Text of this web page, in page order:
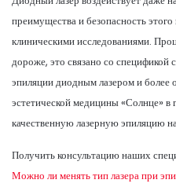
преимущества и безопасность
клиническими исследованиями.
дороже, это связано со спецификой
эпиляции диодным лазером и
эстетической медицины «Солнце» в
качественную лазерную эпиляцию
Получить консультацию наших
Можно ли менять тип лазера при